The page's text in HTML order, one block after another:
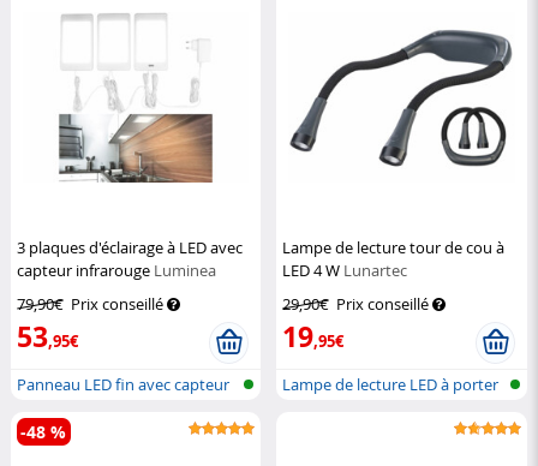
3 plaques d'éclairage à LED avec
capteur infrarouge Luminea
79,90€ Prix conseillé
53,95€
Panneau LED fin avec capteur
IR (di...
Lampe de lecture tour de cou à
LED 4 W Lunartec
29,90€ Prix conseillé
19,95€
Lampe de lecture LED à porter
-48 %